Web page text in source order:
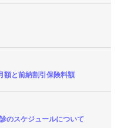
と前納割引保険料額
のスケジュールについて